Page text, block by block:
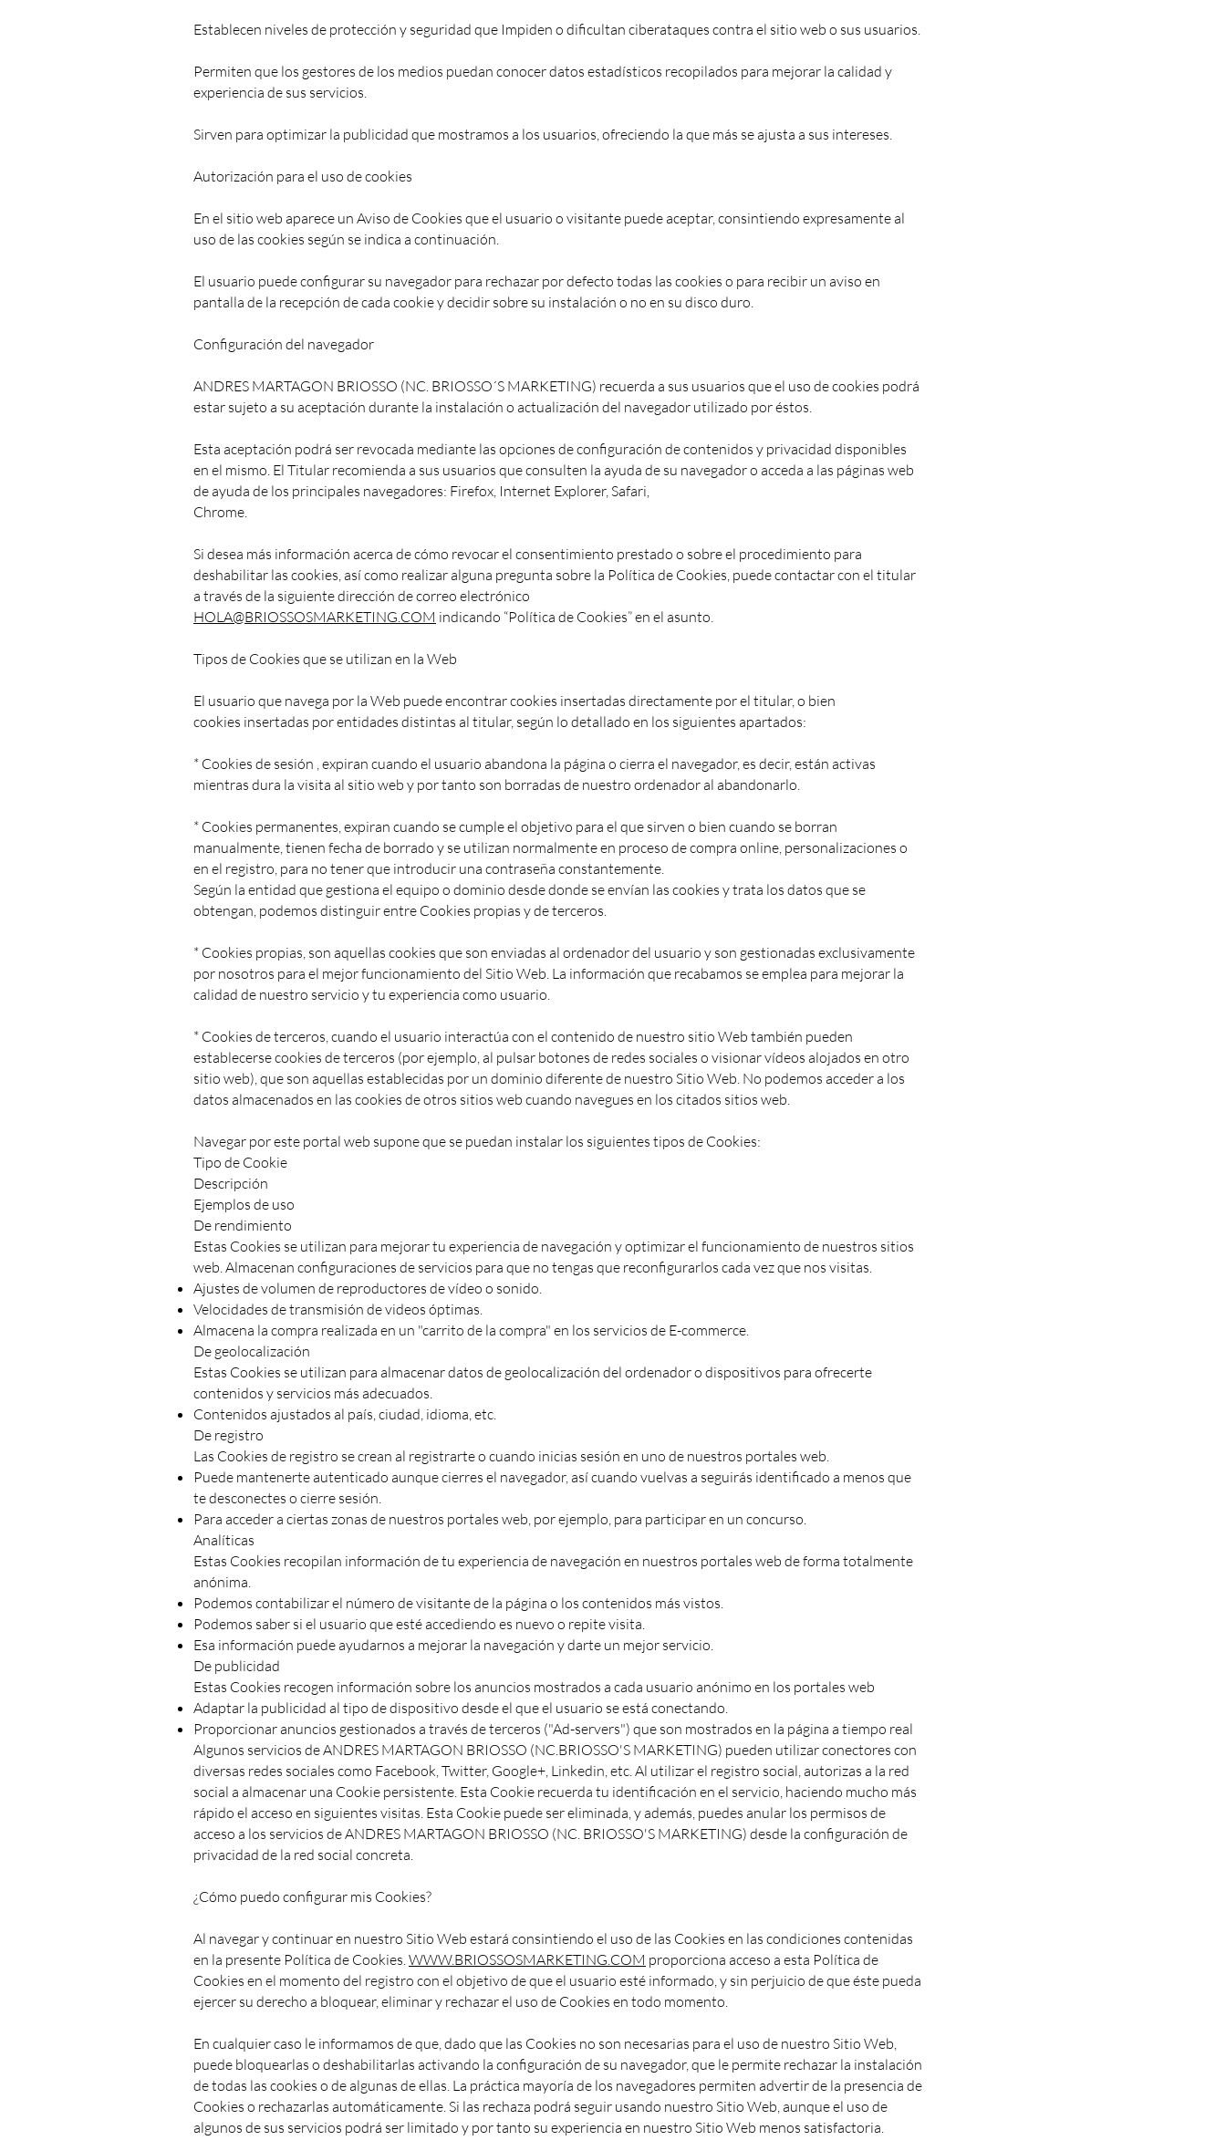
Establecen niveles de protección y seguridad que Impiden o dificultan ciberataques contra el sitio web o sus usuarios.
Permiten que los gestores de los medios puedan conocer datos estadísticos recopilados para mejorar la calidad y
experiencia de sus servicios.
Sirven para optimizar la publicidad que mostramos a los usuarios, ofreciendo la que más se ajusta a sus intereses.
Autorización para el uso de cookies
En el sitio web aparece un Aviso de Cookies que el usuario o visitante puede aceptar, consintiendo expresamente al
uso de las cookies según se indica a continuación.
El usuario puede configurar su navegador para rechazar por defecto todas las cookies o para recibir un aviso en
pantalla de la recepción de cada cookie y decidir sobre su instalación o no en su disco duro.
Configuración del navegador
ANDRES MARTAGON BRIOSSO (NC. BRIOSSO´S MARKETING) recuerda a sus usuarios que el uso de cookies podrá
estar sujeto a su aceptación durante la instalación o actualización del navegador utilizado por éstos.
Esta aceptación podrá ser revocada mediante las opciones de configuración de contenidos y privacidad disponibles
en el mismo. El Titular recomienda a sus usuarios que consulten la ayuda de su navegador o acceda a las páginas web
de ayuda de los principales navegadores: Firefox, Internet Explorer, Safari,
Chrome.
Si desea más información acerca de cómo revocar el consentimiento prestado o sobre el procedimiento para
deshabilitar las cookies, así como realizar alguna pregunta sobre la Política de Cookies, puede contactar con el titular
a través de la siguiente dirección de correo electrónico
HOLA@BRIOSSOSMARKETING.COM indicando “Política de Cookies” en el asunto.
Tipos de Cookies que se utilizan en la Web
El usuario que navega por la Web puede encontrar cookies insertadas directamente por el titular, o bien
cookies insertadas por entidades distintas al titular, según lo detallado en los siguientes apartados:
* Cookies de sesión , expiran cuando el usuario abandona la página o cierra el navegador, es decir, están activas
mientras dura la visita al sitio web y por tanto son borradas de nuestro ordenador al abandonarlo.
* Cookies permanentes, expiran cuando se cumple el objetivo para el que sirven o bien cuando se borran
manualmente, tienen fecha de borrado y se utilizan normalmente en proceso de compra online, personalizaciones o
en el registro, para no tener que introducir una contraseña constantemente.
Según la entidad que gestiona el equipo o dominio desde donde se envían las cookies y trata los datos que se
obtengan, podemos distinguir entre Cookies propias y de terceros.
* Cookies propias, son aquellas cookies que son enviadas al ordenador del usuario y son gestionadas exclusivamente
por nosotros para el mejor funcionamiento del Sitio Web. La información que recabamos se emplea para mejorar la
calidad de nuestro servicio y tu experiencia como usuario.
* Cookies de terceros, cuando el usuario interactúa con el contenido de nuestro sitio Web también pueden
establecerse cookies de terceros (por ejemplo, al pulsar botones de redes sociales o visionar vídeos alojados en otro
sitio web), que son aquellas establecidas por un dominio diferente de nuestro Sitio Web. No podemos acceder a los
datos almacenados en las cookies de otros sitios web cuando navegues en los citados sitios web.
Navegar por este portal web supone que se puedan instalar los siguientes tipos de Cookies:
Tipo de Cookie
Descripción
Ejemplos de uso
De rendimiento
Estas Cookies se utilizan para mejorar tu experiencia de navegación y optimizar el funcionamiento de nuestros sitios
web. Almacenan configuraciones de servicios para que no tengas que reconfigurarlos cada vez que nos visitas.
Ajustes de volumen de reproductores de vídeo o sonido.
Velocidades de transmisión de videos óptimas.
Almacena la compra realizada en un "carrito de la compra" en los servicios de E-commerce.
De geolocalización
Estas Cookies se utilizan para almacenar datos de geolocalización del ordenador o dispositivos para ofrecerte
contenidos y servicios más adecuados.
Contenidos ajustados al país, ciudad, idioma, etc.
De registro
Las Cookies de registro se crean al registrarte o cuando inicias sesión en uno de nuestros portales web.
Puede mantenerte autenticado aunque cierres el navegador, así cuando vuelvas a seguirás identificado a menos que
te desconectes o cierre sesión.
Para acceder a ciertas zonas de nuestros portales web, por ejemplo, para participar en un concurso.
Analíticas
Estas Cookies recopilan información de tu experiencia de navegación en nuestros portales web de forma totalmente
anónima.
Podemos contabilizar el número de visitante de la página o los contenidos más vistos.
Podemos saber si el usuario que esté accediendo es nuevo o repite visita.
Esa información puede ayudarnos a mejorar la navegación y darte un mejor servicio.
De publicidad
Estas Cookies recogen información sobre los anuncios mostrados a cada usuario anónimo en los portales web
Adaptar la publicidad al tipo de dispositivo desde el que el usuario se está conectando.
Proporcionar anuncios gestionados a través de terceros ("Ad-servers") que son mostrados en la página a tiempo real
Algunos servicios de ANDRES MARTAGON BRIOSSO (NC.BRIOSSO'S MARKETING) pueden utilizar conectores con
diversas redes sociales como Facebook, Twitter, Google+, Linkedin, etc. Al utilizar el registro social, autorizas a la red
social a almacenar una Cookie persistente. Esta Cookie recuerda tu identificación en el servicio, haciendo mucho más
rápido el acceso en siguientes visitas. Esta Cookie puede ser eliminada, y además, puedes anular los permisos de
acceso a los servicios de ANDRES MARTAGON BRIOSSO (NC. BRIOSSO'S MARKETING) desde la configuración de
privacidad de la red social concreta.
¿Cómo puedo configurar mis Cookies?
Al navegar y continuar en nuestro Sitio Web estará consintiendo el uso de las Cookies en las condiciones contenidas
en la presente Política de Cookies.WWW.BRIOSSOSMARKETING.COM proporciona acceso a esta Política de
Cookies en el momento del registro con el objetivo de que el usuario esté informado, y sin perjuicio de que éste pueda
ejercer su derecho a bloquear, eliminar y rechazar el uso de Cookies en todo momento.
En cualquier caso le informamos de que, dado que las Cookies no son necesarias para el uso de nuestro Sitio Web,
puede bloquearlas o deshabilitarlas activando la configuración de su navegador, que le permite rechazar la instalación
de todas las cookies o de algunas de ellas. La práctica mayoría de los navegadores permiten advertir de la presencia de
Cookies o rechazarlas automáticamente. Si las rechaza podrá seguir usando nuestro Sitio Web, aunque el uso de
algunos de sus servicios podrá ser limitado y por tanto su experiencia en nuestro Sitio Web menos satisfactoria.